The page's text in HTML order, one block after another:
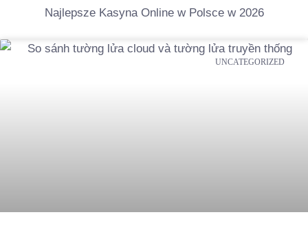
Najlepsze Kasyna Online w Polsce w 2026
UNCATEGORIZED